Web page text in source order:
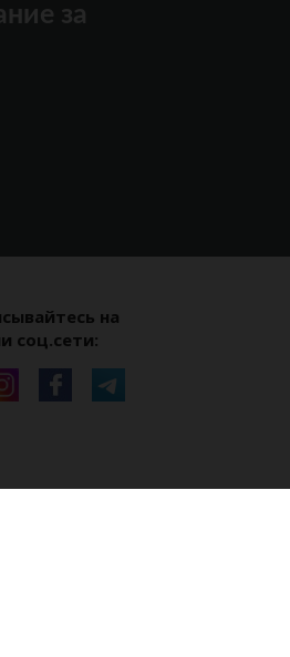
за
на
соц.сети: